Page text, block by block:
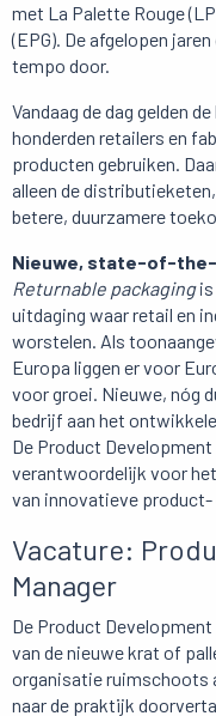
met La Palette Rouge
(EPG). De afgelopen
tempo door.
Vandaag de dag gelden
honderden retailers en
producten gebruiken.
alleen de
betere, duurzamere
Nieuwe, state-of-
Returnable packaging
uitdaging waar retail en
worstelen. Als
Europa liggen er voor
voor groei. Nieuwe, nóg
bedrijf aan het
De Product
verantwoordelijk voor
van innovatieve
Vacature:
Manager
De Product
van de nieuwe krat of
organisatie ruimschoots
naar de praktijk